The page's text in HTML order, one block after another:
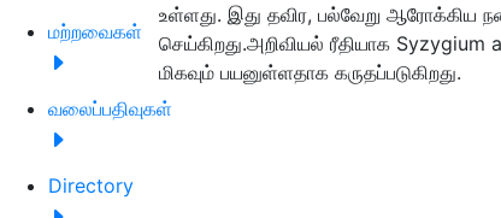
மற்றவைகள்
வலைப்பதிவுகள்
Directory
உள்ளது. இது தவிர, பல்வேறு ஆரோக்கிய
செய்கிறது.அறிவியல் ரீதியாக
மிகவும் பயனுள்ளதாக கருதப்படுகிறது.